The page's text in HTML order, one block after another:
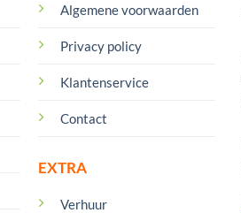
Algemene voorwaarden
Privacy policy
Klantenservice
Contact
EXTRA
Verhuur